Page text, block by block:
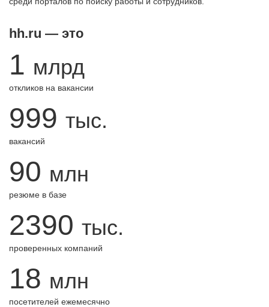
hh.ru — это
1 млрд
откликов на вакансии
999 тыс.
вакансий
90 млн
резюме в базе
2390 тыс.
проверенных компаний
18 млн
посетителей ежемесячно